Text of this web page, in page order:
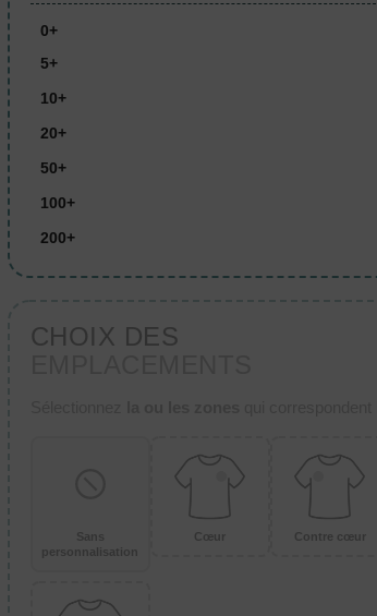
0+
5+
10+
20+
50+
100+
200+
CHOIX DES
Sans
personnalisation
Cœur Contre cœur